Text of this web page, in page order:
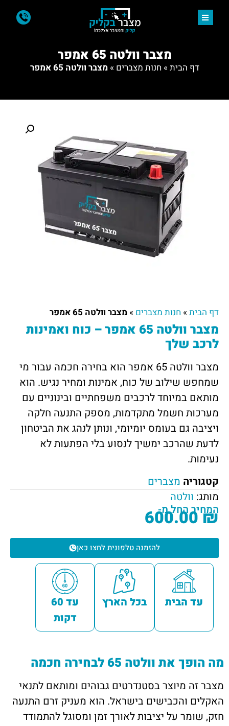
מצבר וולטה 65 אמפר
דף הבית » חנות מצברים »מצבר וולטה 65 אמפר
דף הבית » חנות מצברים » מצבר וולטה 65 אמפר
מצבר וולטה 65 אמפר – כוח ואמינות
לרכב שלך
מצבר וולטה 65 אמפר הוא בחירה חכמה עבור מי
שמחפש שילוב של כוח, אמינות ומחיר נגיש. הוא
מותאם במיוחד לרכבים משפחתיים ובינוניים עם
מערכות חשמל מתקדמות, מספק התנעה חלקה
ויציבה גם בעומס יומיומי, ונותן לנהג את הביטחון
לדעת שהרכב ימשיך לנסוע בלי הפתעות לא
נעימות.
קטגוריה מצברים
מותג: וולטה
המחיר החל מ-
600.00₪
להזמנה טלפונית לחצו כאן
עד הבית בכל הארץ
עד 60
דקות
מה הופך את וולטה 65 לבחירה חכמה
מצבר זה מיוצר בסטנדרטים גבוהים ומותאם לתנאי
האקלים והכבישים בישראל. הוא מעניק זרם התנעה
חזק, שומר על יציבות לאורך זמן ומסוגל להתמודד